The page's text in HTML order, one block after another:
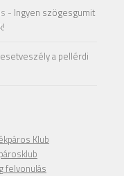
- Ingyen szögesgumit
a pellérdi
Klub
felvonulás